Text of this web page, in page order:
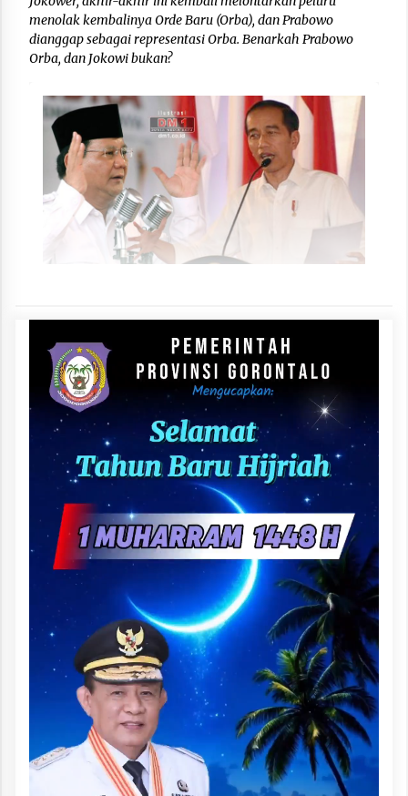
menolak kembalinya Orde Baru (Orba), dan Prabowo
dianggap sebagai representasi Orba. Benarkah Prabowo
Orba, dan Jokowi bukan?